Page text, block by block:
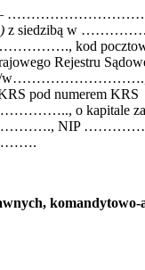
z siedzibą w
kod
Rejestru
pod numerem KRS
o kapitale
NIP